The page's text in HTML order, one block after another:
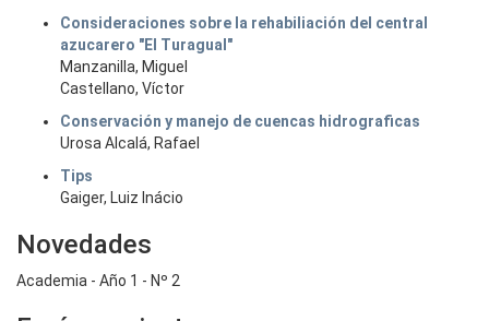
Consideraciones sobre la rehabiliación del central
azucarero "El Turagual"
Manzanilla, Miguel
Castellano, Víctor
Conservación y manejo de cuencas hidrograficas
Urosa Alcalá, Rafael
Tips
Gaiger, Luiz Inácio
Novedades
Academia - Año 1 - Nº 2